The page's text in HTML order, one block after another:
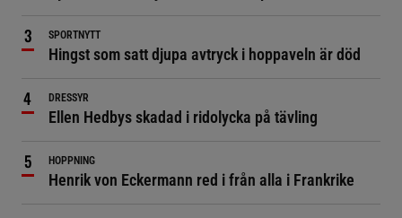
SPORTNYTT
Hingst som satt djupa avtryck i hoppaveln är död
DRESSYR
Ellen Hedbys skadad i ridolycka på tävling
HOPPNING
Henrik von Eckermann red i från alla i Frankrike